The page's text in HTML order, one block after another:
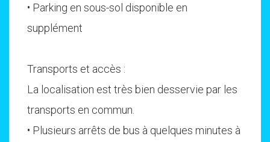
• Parking en sous-sol disponible en
supplément
Transports et accès :
La localisation est très bien desservie par les
transports en commun.
• Plusieurs arrêts de bus à quelques minutes à